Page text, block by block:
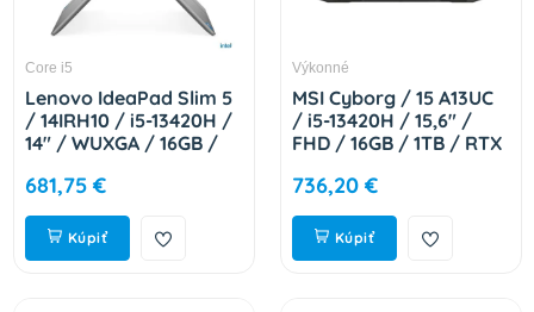
Core i5
Lenovo IdeaPad Slim 5
/ 14IRH10 / i5-13420H /
14" / WUXGA / 16GB /
/ Gray / 2R
83HR0061CK
681,75 €
Kúpiť
Výkonné
MSI Cyborg / 15 A13UC
/ i5-13420H / 15,6" /
FHD / 16GB / 1TB / RTX
2R 9S7-15K111-2265
736,20 €
Kúpiť